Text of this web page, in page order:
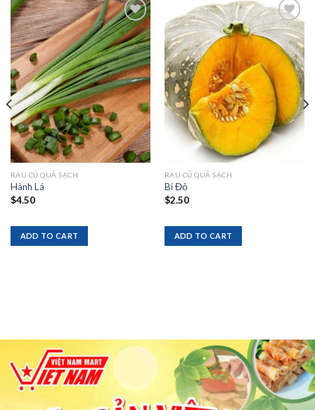
Add to
wishlist
RAU CỦ QUẢ SẠCH
Hành Lá
$4.50
ADD TO CART
Add to
wishlist
RAU CỦ QUẢ SẠCH
Bí Đỏ
$2.50
ADD TO CART